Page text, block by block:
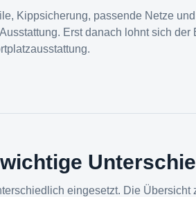
Kippsicherung, passende Netze
Erst danach lohnt sich
eingesetzt. Die